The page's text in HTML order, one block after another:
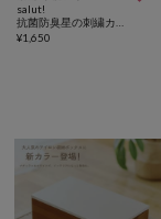
salut!
¥1,650